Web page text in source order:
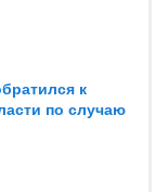
к
по случаю